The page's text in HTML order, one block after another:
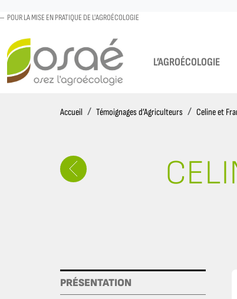
POUR LA MISE EN PRATIQUE DE L'AGROÉCOLOGIE
L’AGROÉCOLOGIE
Accueil AccueilTémoignages d’Agriculteurs Celine et
PRÉSENTATION